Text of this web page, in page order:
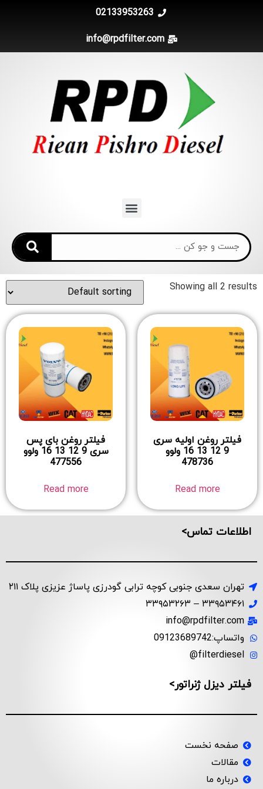
02133953263
info@rpdfilter.com
Showing all 2 results
فیلتر روغن اولیه سری
9 12 13 16 ولوو
478736
Read more
فیلتر روغن بای پس
سری 9 12 13 16 ولوو
477556
Read more
اطلاعات تماس>
تهران سعدی جنوبی کوچه ترابی گودرزی پاساژ عزیزی پلاک ۲۱۱
۳۳۹۵۳۴۶۱ – ۳۳۹۵۳۲۶۳
info@rpdfilter.com
واتساپ:09123689742
filterdiesel@
فیلتر دیزل ژنراتور>
صفحه نخست
مقالات
درباره ما